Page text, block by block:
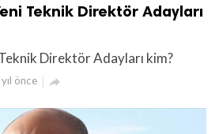
Teknik Direktör Adayları
Direktör Adayları kim?
önce 